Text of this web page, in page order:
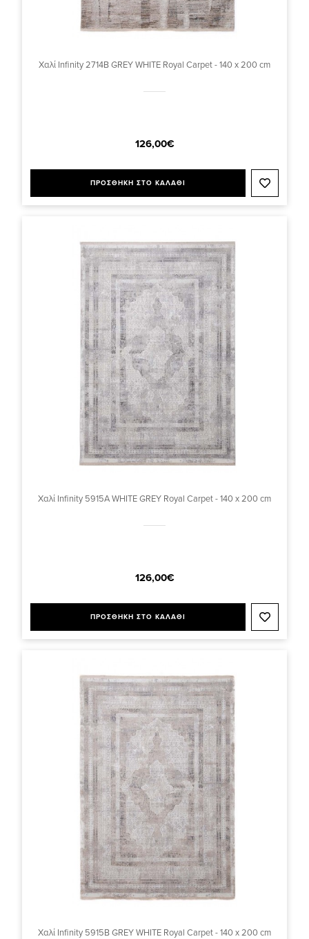
Χαλί Infinity 2714B GREY WHITE Royal Carpet - 140 x 200 cm
126,00€
ΠΡΟΣΘΗΚΗ ΣΤΟ ΚΑΛΑΘΙ
Χαλί Infinity 5915A WHITE GREY Royal Carpet - 140 x 200 cm
126,00€
ΠΡΟΣΘΗΚΗ ΣΤΟ ΚΑΛΑΘΙ
Χαλί Infinity 5915B GREY WHITE Royal Carpet - 140 x 200 cm